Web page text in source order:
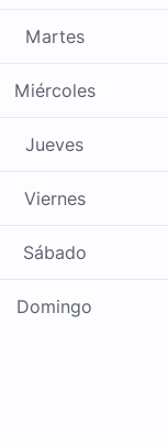
Martes
Miércoles
Jueves
Viernes
Sábado
Domingo